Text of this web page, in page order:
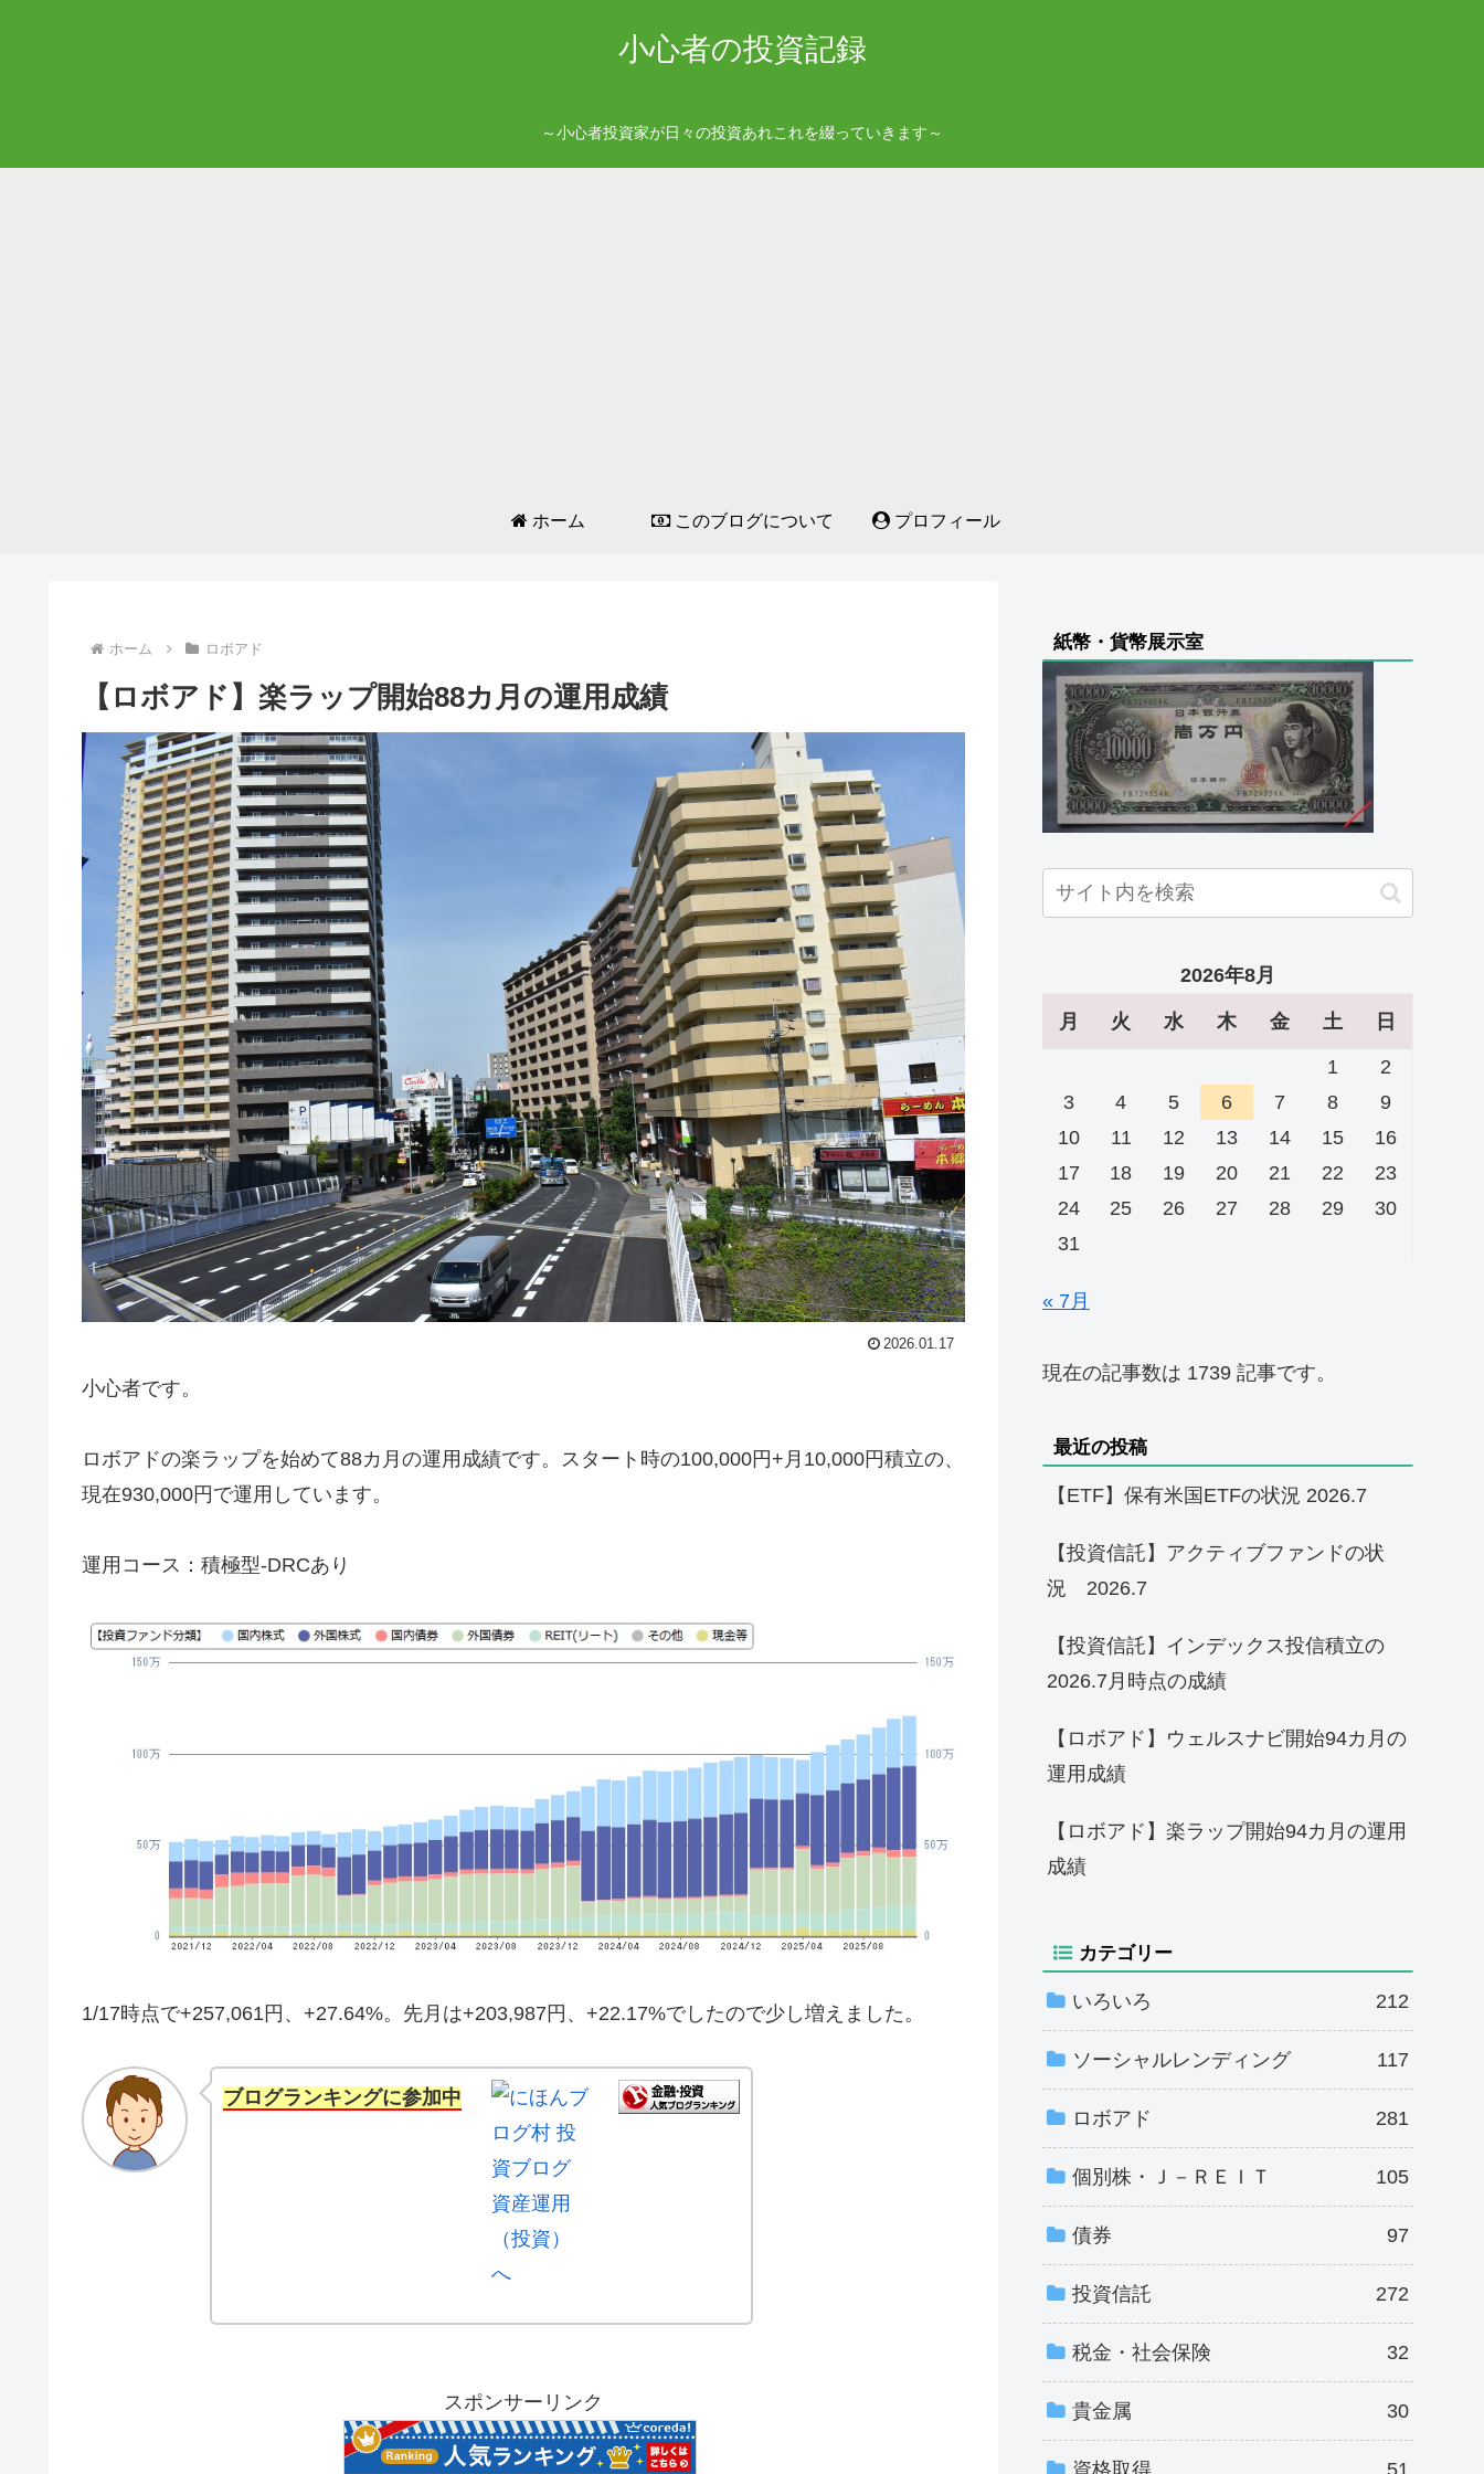
小心者の投資記録
～小心者投資家が日々の投資あれこれを綴っていきます～
ホーム このブログについて プロフィール
ホーム ロボアド
【ロボアド】楽ラップ開始88カ月の運用成績
2026.01.17
小心者です。
ロボアドの楽ラップを始めて88カ月の運用成績です。スタート時の100,000円+月10,000円積立の、
現在930,000円で運用しています。
運用コース：積極型-DRCあり
1/17時点で+257,061円、+27.64%。先月は+203,987円、+22.17%でしたので少し増えました。
ブログランキングに参加中
スポンサーリンク
紙幣・貨幣展示室
2026年8月
月 火 水 木 金 土 日
1
2
3
4 5 6 7 8
9
10
11 12 13 14 15
16
17
18 19 20 21 22
23
24
25 26 27 28 29
30
31
« 7月
現在の記事数は 1739 記事です。
最近の投稿
【ETF】保有米国ETFの状況 2026.7
【投資信託】アクティブファンドの状
況 2026.7
【投資信託】インデックス投信積立の
2026.7月時点の成績
【ロボアド】ウェルスナビ開始94カ月の
運用成績
【ロボアド】楽ラップ開始94カ月の運用
成績
カテゴリー
いろいろ 212
ソーシャルレンディング 117
ロボアド 281
個別株・Ｊ－ＲＥＩＴ 105
債券 97
投資信託 272
税金・社会保険 32
貴金属 30